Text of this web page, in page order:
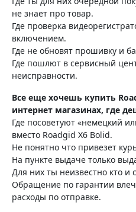
не знает про товар.
Где проверка
включением.
Где не обновят прошивку и
Где пошлют в сервисный
неисправности.
Все еще хочешь купить
интернет магазинах, где
Где посоветуют «немецкий
вместо Roadgid X6 Bolid.
Не понятно что привезет
На пункте выдаче только
Для них ты неизвестно кто и
Обращение по гарантии
расходы по отправке.